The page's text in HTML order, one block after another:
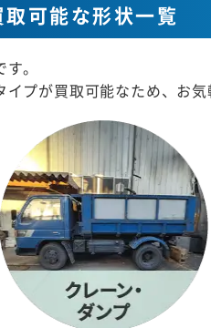
可能な形状一覧
。
プが買取可能なため、お気